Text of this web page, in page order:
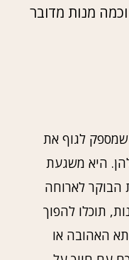
מנות מדובר
שמספק לגוף את
היא משגעת
לארוחה
תוכלו להפוך
האהובה או